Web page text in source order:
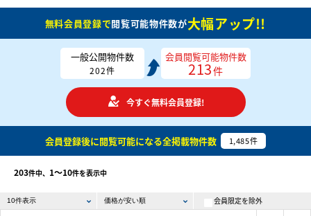
無料会員登録で閲覧可能物件数が大幅アップ!!
一般公開物件数
202件
会員閲覧可能物件数
213件
今すぐ無料会員登録!
会員登録後に閲覧可能になる全掲載物件数 1,485件
203件中、 1〜10件を表示中
会員限定を除外